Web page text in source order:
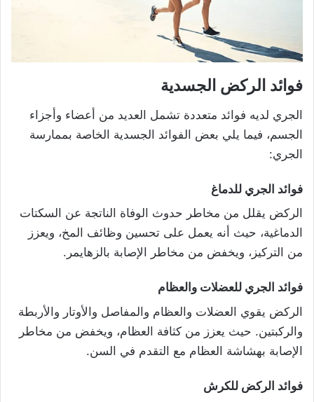
فوائد الركض الجسدية
الجري لديه فوائد متعددة تشمل العديد من أعضاء وأجزاء
الجسم، فيما يلي بعض الفوائد الجسدية الخاصة بممارسة
الجري:
فوائد الجري للدماغ
الركض يقلل من مخاطر حدوث الوفاة الناتجة عن السكتات
الدماغية، حيث أنه يعمل على تحسين وظائف المخ، ويعزز
من التركيز، ويخفض من مخاطر الإصابة بالزهايمر.
فوائد الجري للعضلات والعظام
الركض يقوي العضلات والعظام والمفاصل والأوتار والأربطة
والركبتين. حيث يعزز من كثافة العظام، ويخفض من مخاطر
الإصابة بهشاشة العظام مع التقدم في السن.
فوائد الركض للكرش